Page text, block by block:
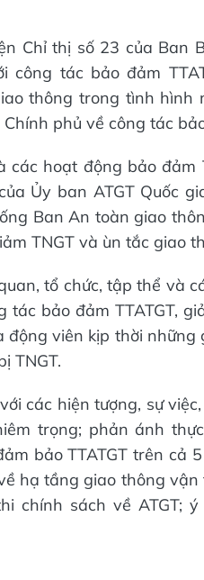
Chỉ thị số 23 của Ban
tác bảo đảm
thông trong tình hình
phủ về công tác
hoạt động bảo đảm
Ủy ban ATGT Quốc
Ban An toàn giao
TNGT và ùn tắc giao
tổ chức, tập thể và
bảo đảm TTATGT,
viên kịp thời những
TNGT.
các hiện tượng, sự
trọng; phản ánh
bảo TTATGT trên cả
hạ tầng giao thông
chính sách về ATGT;